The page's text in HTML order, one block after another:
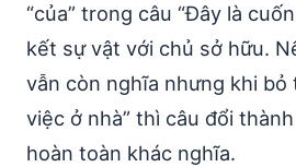
“của” trong câu “Đây là
kết sự vật với chủ sở hữu.
vẫn còn nghĩa nhưng khi bỏ
việc ở nhà” thì câu đổi
hoàn toàn khác nghĩa.